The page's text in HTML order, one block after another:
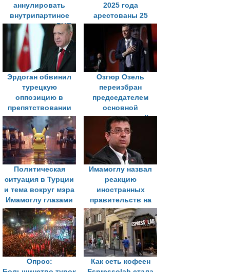
аннулировать
внутрипартиное
голосование РНП
2025 года
арестованы 25
журналистов
Эрдоган обвинил
турецкую
оппозицию в
препятствовании
следствию по делу
против Имамоглу
Озгюр Озель
переизбран
председателем
основной
оппозиционной
партии Турции
Политическая
ситуация в Турции
и тема вокруг мэра
Имамоглу глазами
оппозиции
Имамоглу назвал
реакцию
иностранных
правительств на
его арест
"оглушительным
молчанием"
Опрос:
Как сеть кофеен